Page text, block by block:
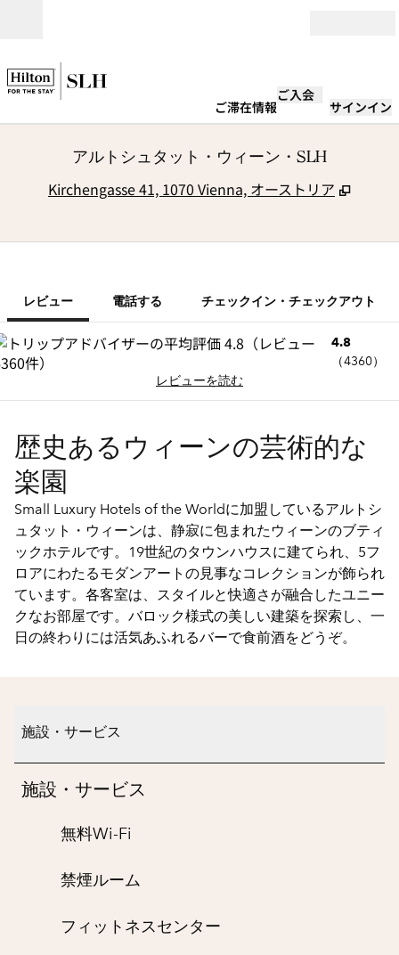
ご滞在情報
ご入会
サインイン
アルトシュタット・ウィーン・SLH
Kirchengasse 41, 1070 Vienna, オーストリア ,
レビュー 電話する チェックイン・チェックアウト
4.8
（4360）
レビューを読む
歴史あるウィーンの芸術的な
楽園
Small Luxury Hotels of the Worldに加盟しているアルトシ
ュタット・ウィーンは、静寂に包まれたウィーンのブティ
ックホテルです。19世紀のタウンハウスに建てられ、5フ
ロアにわたるモダンアートの見事なコレクションが飾られ
ています。各客室は、スタイルと快適さが融合したユニー
クなお部屋です。バロック様式の美しい建築を探索し、一
日の終わりには活気あふれるバーで食前酒をどうぞ。
施設・サービス
施設・サービス
無料Wi-Fi
禁煙ルーム
フィットネスセンター